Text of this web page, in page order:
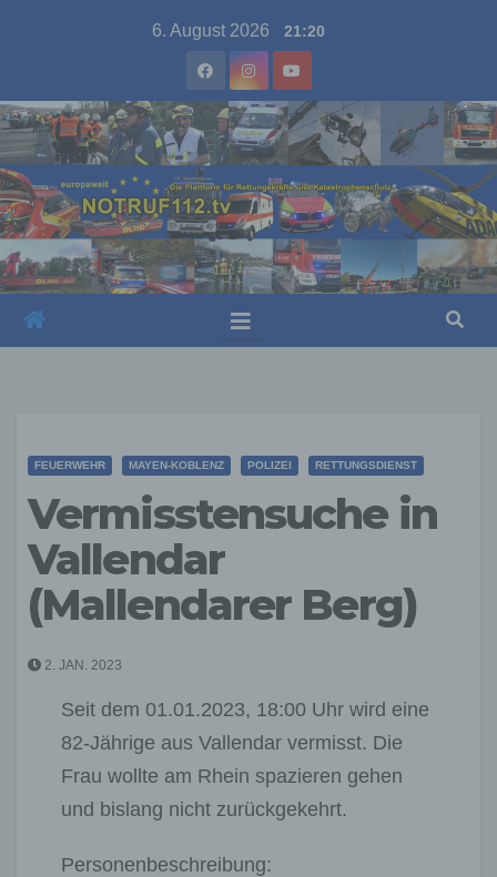
6. August 2026 21:20
FEUERWEHR MAYEN-KOBLENZ POLIZEI RETTUNGSDIENST
Vermisstensuche in
Vallendar
(Mallendarer Berg)
2. JAN. 2023
Seit dem 01.01.2023, 18:00 Uhr wird eine
82-Jährige aus Vallendar vermisst. Die
Frau wollte am Rhein spazieren gehen
und bislang nicht zurückgekehrt.
Personenbeschreibung: